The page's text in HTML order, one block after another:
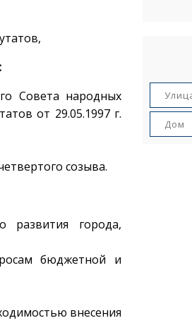
Совета народных
от 29.05.1997 г.
созыва.
развития города,
бюджетной и
внесения